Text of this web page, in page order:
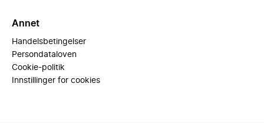
Annet
Handelsbetingelser
Persondataloven
Cookie-politik
Innstillinger for cookies